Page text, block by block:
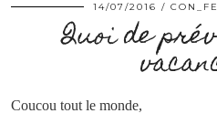
14/07/2016
Quoi de
Coucou tout le monde,